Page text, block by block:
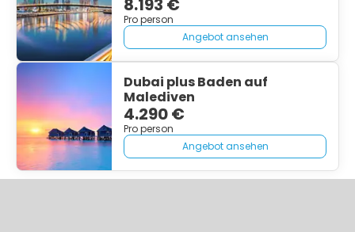
8.193 €
Pro person
Angebot ansehen
Dubai plus Baden auf
Malediven
4.290 €
Pro person
Angebot ansehen